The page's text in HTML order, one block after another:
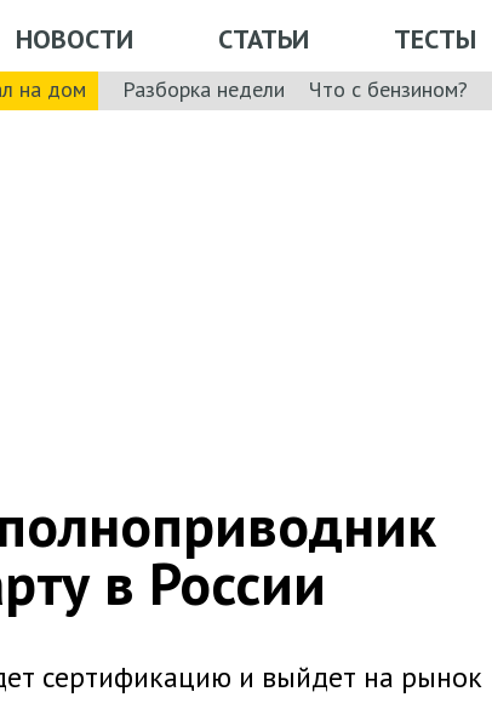
НОВОСТИ СТАТЬИ ТЕСТЫ
на дом Разборка недели Что с бензином?
в России
сертификацию и выйдет на рынок